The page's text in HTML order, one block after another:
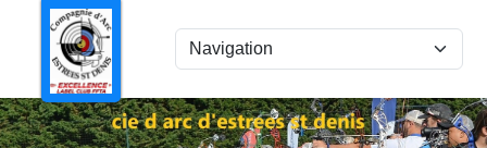
Panneau de gestion des cookies